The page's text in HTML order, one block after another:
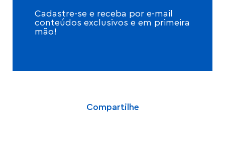
Cadastre-se e receba por e-mail
conteúdos exclusivos e em primeira
mão!
Compartilhe